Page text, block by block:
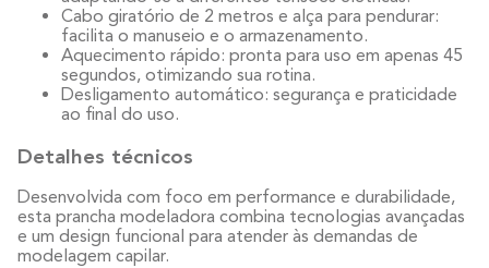
Cabo giratório de 2 metros e alça para pendurar:
facilita o manuseio e o armazenamento.
Aquecimento rápido: pronta para uso em apenas 45
segundos, otimizando sua rotina.
Desligamento automático: segurança e praticidade
ao final do uso.
Detalhes técnicos
Desenvolvida com foco em performance e durabilidade,
esta prancha modeladora combina tecnologias avançadas
e um design funcional para atender às demandas de
modelagem capilar.